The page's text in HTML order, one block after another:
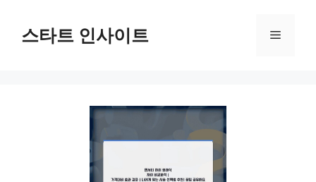
스타트 인사이트 메